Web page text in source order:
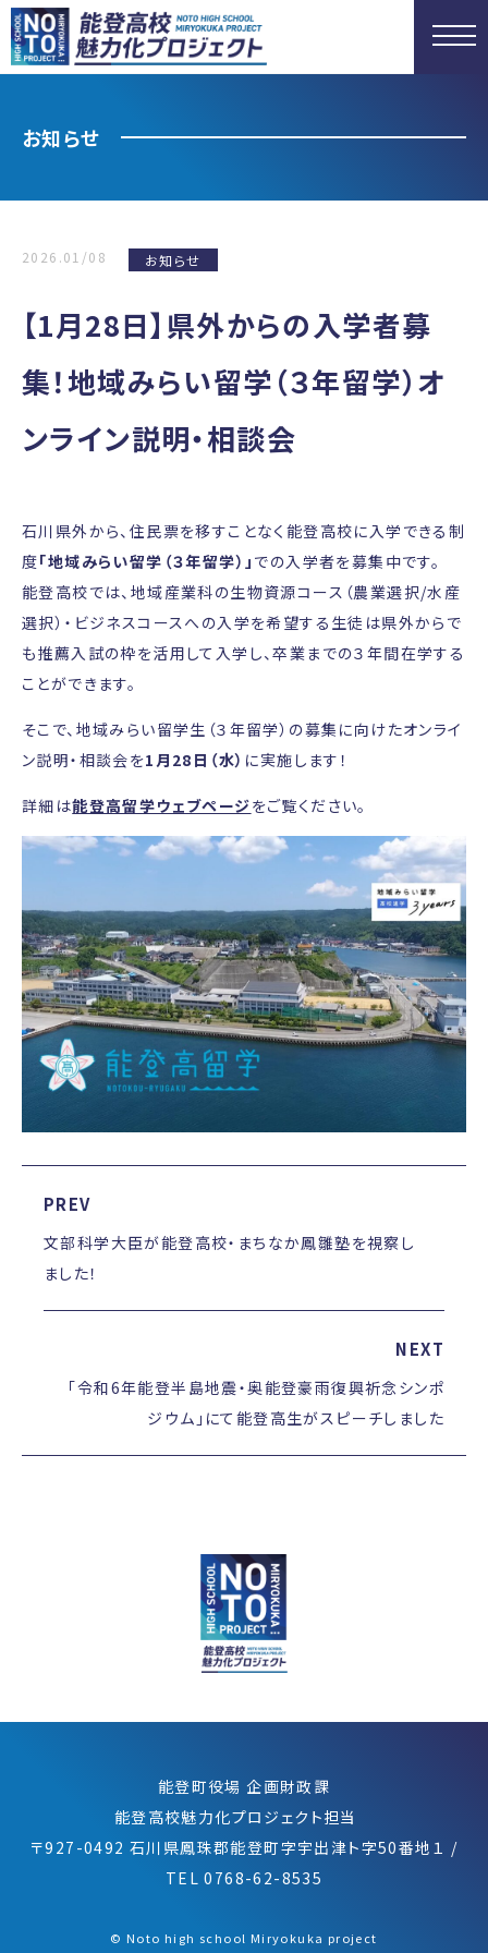
お知らせ
2026.01/08 お知らせ
【1月28日】県外からの入学者募
集！地域みらい留学（３年留学）オ
ンライン説明・相談会
石川県外から、住民票を移すことなく能登高校に入学できる制
度「地域みらい留学（３年留学）」 での入学者を募集中です。
能登高校では、地域産業科の生物資源コース（農業選択/水産
選択）・ビジネスコースへの入学を希望する生徒は県外からで
も推薦入試の枠を活用して入学し、卒業までの３年間在学する
ことができます。
そこで、地域みらい留学生（３年留学）の募集に向けたオンライ
ン説明・相談会を1月28日（水） に実施します！
詳細は能登高留学ウェブページをご覧ください。
PREV
文部科学大臣が能登高校・まちなか鳳雛塾を視察し
ました！
NEXT
「令和6年能登半島地震・奥能登豪雨復興祈念シンポ
ジウム」にて能登高生がスピーチしました
能登町役場 企画財政課
能登高校魅力化プロジェクト担当
〒927-0492 石川県鳳珠郡能登町字宇出津ト字50番地１ /
TEL 0768-62-8535
©︎ Noto high school Miryokuka project